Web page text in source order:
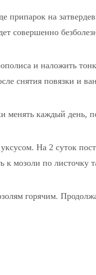
припарок на
совершенно
и наложить
снятия повязки и
менять каждый день,
На 2 суток
к мозоли по листочку
горячим.